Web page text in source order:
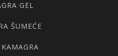
GEL
ŠUMEĆE
KAMAGRA